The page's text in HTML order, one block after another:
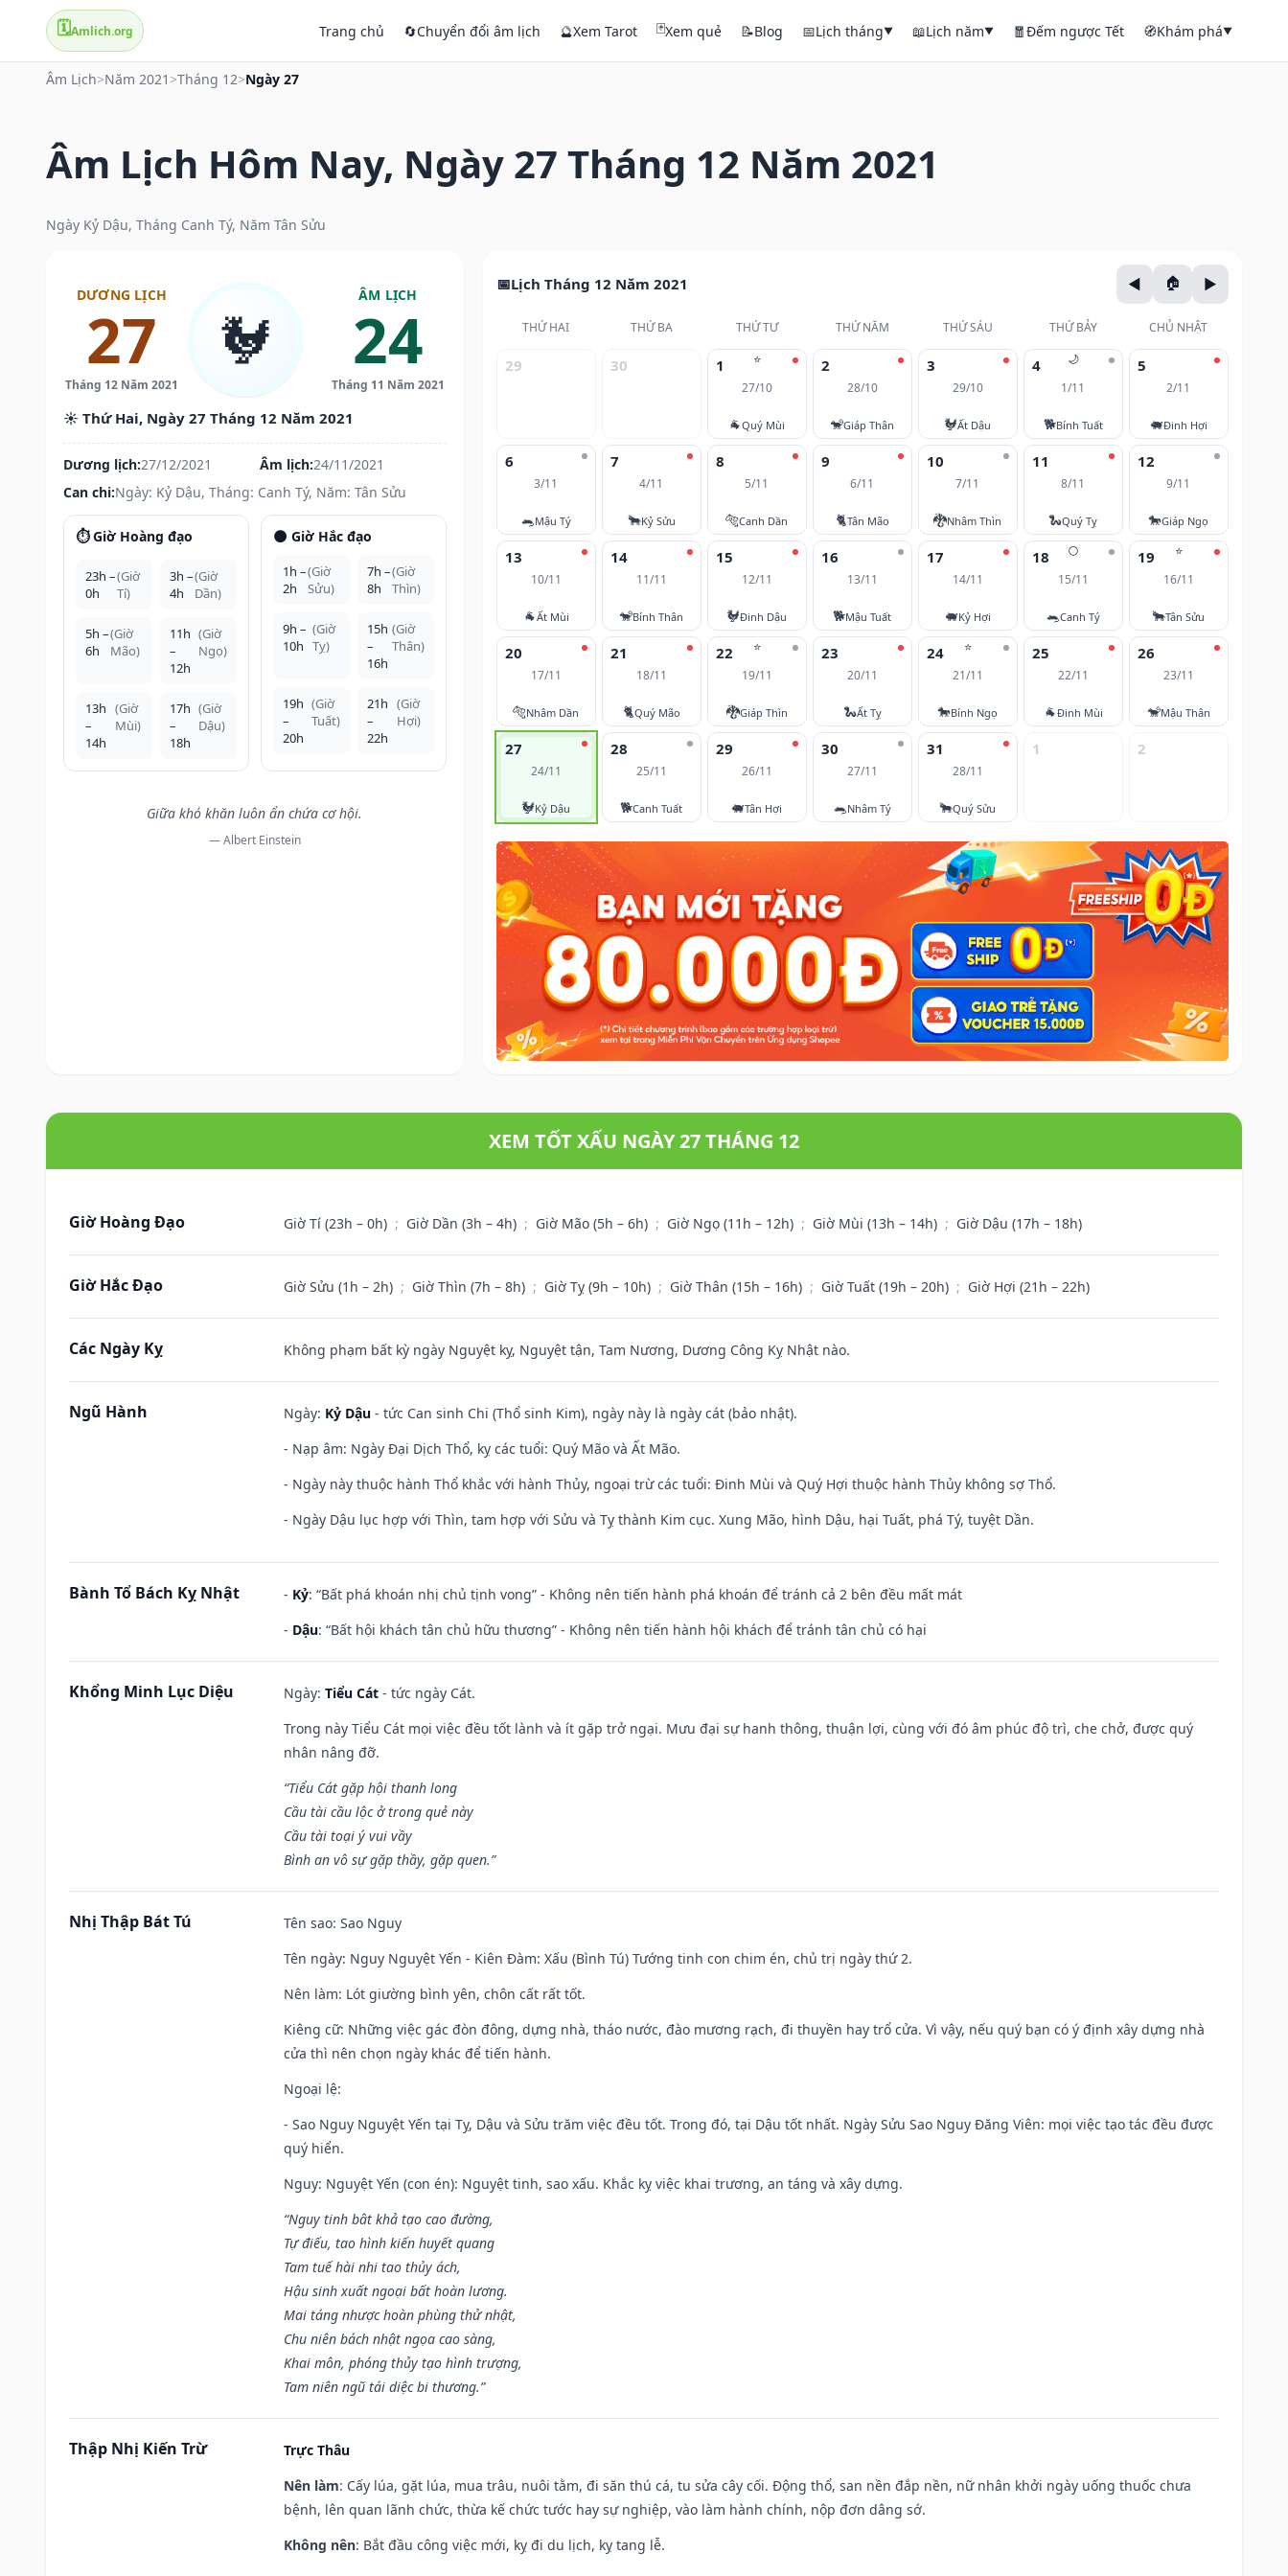
🗓️Amlich.org Trang chủ 🔄Chuyển đổi âm lịch 🔮Xem Tarot 🃏Xem quẻ 📝Blog 📅Lịch tháng▼ 📖Lịch năm▼ 🧧Đếm ngược Tết 🧭Khám phá▼
Âm Lịch>Năm 2021 >Tháng 12>Ngày 27
Âm Lịch Hôm Nay, Ngày 27 Tháng 12 Năm 2021
Ngày Kỷ Dậu, Tháng Canh Tý, Năm Tân Sửu
DƯƠNG LỊCH
27
Tháng 12 Năm 2021
🐓
ÂM LỊCH
24
Tháng 11 Năm 2021
☀️ Thứ Hai, Ngày 27 Tháng 12 Năm 2021
Dương lịch:27/12/2021 Âm lịch:24/11/2021
Can chi:Ngày: Kỷ Dậu, Tháng: Canh Tý, Năm: Tân Sửu
⏱️ Giờ Hoàng đạo
23h –
0h
(Giờ
Tí)
3h –
4h
(Giờ
Dần)
5h –
6h
(Giờ
Mão)
11h
–
12h
(Giờ
Ngọ)
13h
–
14h
(Giờ
Mùi)
17h
–
18h
(Giờ
Dậu)
🌑 Giờ Hắc đạo
1h –
2h
(Giờ
Sửu)
7h –
8h
(Giờ
Thìn)
9h –
10h
(Giờ
Tỵ)
15h
–
16h
(Giờ
Thân)
19h
–
20h
(Giờ
Tuất)
21h
–
22h
(Giờ
Hợi)
Giữa khó khăn luôn ẩn chứa cơ hội.
— Albert Einstein
Lịch Tháng 12 Năm 2021
THỨ HAI THỨ BA THỨ TƯ THỨ NĂM THỨ SÁU THỨ BẢY CHỦ NHẬT
29 30 ⭐
1
27/10
🐐Quý Mùi
2
28/10
🐒Giáp Thân
3
29/10
🐓Ất Dậu
🌙
4
1/11
🐕Bính Tuất
5
2/11
🐖Đinh Hợi
6
3/11
🐀Mậu Tý
7
4/11
🐂Kỷ Sửu
8
5/11
🐅Canh Dần
9
6/11
🐈Tân Mão
10
7/11
🐉Nhâm Thìn
11
8/11
🐍Quý Tỵ
12
9/11
🐎Giáp Ngọ
13
10/11
🐐Ất Mùi
14
11/11
🐒Bính Thân
15
12/11
🐓Đinh Dậu
16
13/11
🐕Mậu Tuất
17
14/11
🐖Kỷ Hợi
🌕
18
15/11
🐀Canh Tý
⭐
19
16/11
🐂Tân Sửu
20
17/11
🐅Nhâm Dần
21
18/11
🐈Quý Mão
⭐
22
19/11
🐉Giáp Thìn
23
20/11
🐍Ất Tỵ
⭐
24
21/11
🐎Bính Ngọ
25
22/11
🐐Đinh Mùi
26
23/11
🐒Mậu Thân
27
24/11
🐓Kỷ Dậu
28
25/11
🐕Canh Tuất
29
26/11
🐖Tân Hợi
30
27/11
🐀Nhâm Tý
31
28/11
🐂Quý Sửu
1 2
XEM TỐT XẤU NGÀY 27 THÁNG 12
Giờ Hoàng Đạo Giờ Tí (23h – 0h) ; Giờ Dần (3h – 4h) ; Giờ Mão (5h – 6h) ; Giờ Ngọ (11h – 12h) ; Giờ Mùi (13h – 14h) ; Giờ Dậu (17h – 18h)
Giờ Hắc Đạo Giờ Sửu (1h – 2h) ; Giờ Thìn (7h – 8h) ; Giờ Tỵ (9h – 10h) ; Giờ Thân (15h – 16h) ; Giờ Tuất (19h – 20h) ; Giờ Hợi (21h – 22h)
Các Ngày Kỵ Không phạm bất kỳ ngày Nguyệt kỵ, Nguyệt tận, Tam Nương, Dương Công Kỵ Nhật nào.
Ngũ Hành Ngày: Kỷ Dậu - tức Can sinh Chi (Thổ sinh Kim), ngày này là ngày cát (bảo nhật).
- Nạp âm: Ngày Đại Dịch Thổ, kỵ các tuổi: Quý Mão và Ất Mão.
- Ngày này thuộc hành Thổ khắc với hành Thủy, ngoại trừ các tuổi: Đinh Mùi và Quý Hợi thuộc hành Thủy không sợ Thổ.
- Ngày Dậu lục hợp với Thìn, tam hợp với Sửu và Tỵ thành Kim cục. Xung Mão, hình Dậu, hại Tuất, phá Tý, tuyệt Dần.
Bành Tổ Bách Kỵ Nhật - Kỷ: “Bất phá khoán nhị chủ tịnh vong” - Không nên tiến hành phá khoán để tránh cả 2 bên đều mất mát
- Dậu: “Bất hội khách tân chủ hữu thương” - Không nên tiến hành hội khách để tránh tân chủ có hại
Khổng Minh Lục Diệu Ngày: Tiểu Cát - tức ngày Cát.
Trong này Tiểu Cát mọi việc đều tốt lành và ít gặp trở ngại. Mưu đại sự hanh thông, thuận lợi, cùng với đó âm phúc độ trì, che chở, được quý
nhân nâng đỡ.
“Tiểu Cát gặp hội thanh long
Cầu tài cầu lộc ở trong quẻ này
Cầu tài toại ý vui vầy
Bình an vô sự gặp thầy, gặp quen.”
Nhị Thập Bát Tú Tên sao: Sao Nguy
Tên ngày: Nguy Nguyệt Yến - Kiên Đàm: Xấu (Bình Tú) Tướng tinh con chim én, chủ trị ngày thứ 2.
Nên làm: Lót giường bình yên, chôn cất rất tốt.
Kiêng cữ: Những việc gác đòn đông, dựng nhà, tháo nước, đào mương rạch, đi thuyền hay trổ cửa. Vì vậy, nếu quý bạn có ý định xây dựng nhà
cửa thì nên chọn ngày khác để tiến hành.
Ngoại lệ:
- Sao Nguy Nguyệt Yến tại Tỵ, Dậu và Sửu trăm việc đều tốt. Trong đó, tại Dậu tốt nhất. Ngày Sửu Sao Nguy Đăng Viên: mọi việc tạo tác đều được
quý hiển.
Nguy: Nguyệt Yến (con én): Nguyệt tinh, sao xấu. Khắc kỵ việc khai trương, an táng và xây dựng.
“Nguy tinh bât khả tạo cao đường,
Tự điếu, tao hình kiến huyết quang
Tam tuế hài nhi tao thủy ách,
Hậu sinh xuất ngoại bất hoàn lương.
Mai táng nhược hoàn phùng thử nhật,
Chu niên bách nhật ngọa cao sàng,
Khai môn, phóng thủy tạo hình trượng,
Tam niên ngũ tái diệc bi thương.”
Thập Nhị Kiến Trừ
Trực Thâu
Nên làm: Cấy lúa, gặt lúa, mua trâu, nuôi tằm, đi săn thú cá, tu sửa cây cối. Động thổ, san nền đắp nền, nữ nhân khởi ngày uống thuốc chưa
bệnh, lên quan lãnh chức, thừa kế chức tước hay sự nghiệp, vào làm hành chính, nộp đơn dâng sớ.
Không nên: Bắt đầu công việc mới, kỵ đi du lịch, kỵ tang lễ.